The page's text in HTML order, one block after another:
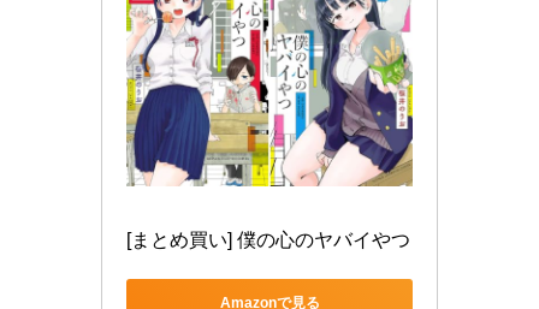
[まとめ買い] 僕の心のヤバイやつ
Amazonで見る